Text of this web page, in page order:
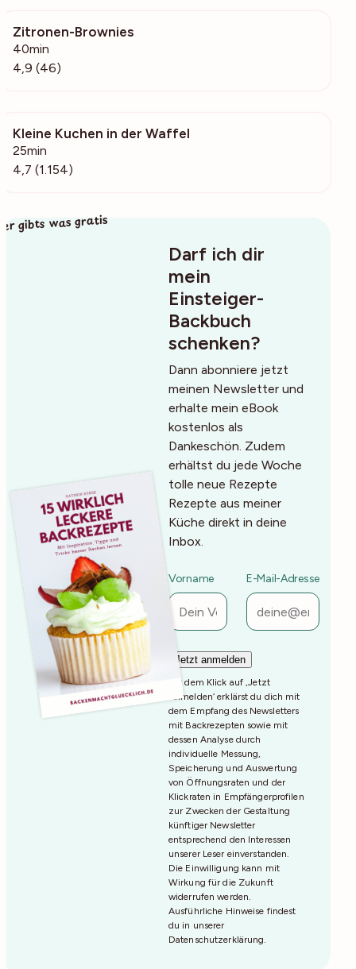
Zitronen-Brownies
40min
4,9 (46)
Kleine Kuchen in der Waffel
25min
4,7 (1.154)
Darf ich dir
mein
Einsteiger-
Backbuch
schenken?
Dann abonniere jetzt
meinen Newsletter und
erhalte mein eBook
kostenlos als
Dankeschön. Zudem
erhältst du jede Woche
tolle neue Rezepte
Rezepte aus meiner
Küche direkt in deine
Inbox.
Vorname E-Mail-Adresse
Mit dem Klick auf ‚Jetzt
Anmelden‘ erklärst du dich mit
dem Empfang des Newsletters
mit Backrezepten sowie mit
dessen Analyse durch
individuelle Messung,
Speicherung und Auswertung
von Öffnungsraten und der
Klickraten in Empfängerprofilen
zur Zwecken der Gestaltung
künftiger Newsletter
entsprechend den Interessen
unserer Leser einverstanden.
Die Einwilligung kann mit
Wirkung für die Zukunft
widerrufen werden.
Ausführliche Hinweise findest
du in unserer
Datenschutzerklärung.
gibts was gratis